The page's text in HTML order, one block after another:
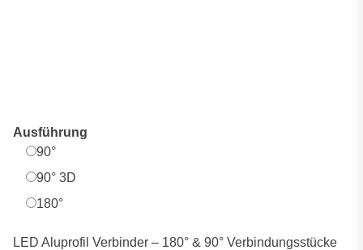
Ausführung
90°
90° 3D
180°
LED Aluprofil Verbinder – 180° & 90° Verbindungsstücke